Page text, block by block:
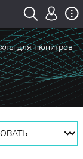
для пюпитров